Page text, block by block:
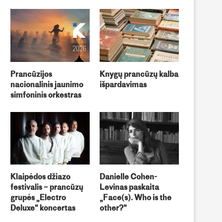
Šiuolaikinis valgymas: maisto
chemijos pažanga nuo XIX a.
Šiuolaikinis valgymas:
chemijos pažanga nuo XIX
Prancūzijos
nacionalinis jaunimo
simfoninis orkestras
Knygų prancūzų kalba
išpardavimas
Klaipėdos džiazo
festivalis – prancūzų
grupės „Electro
Deluxe“ koncertas
Danielle Cohen-
Levinas paskaita
„Face(s). Who is the
other?“